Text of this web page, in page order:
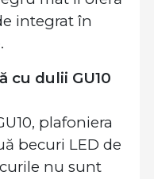
integrat în
cu dulii GU10
plafoniera
becuri LED de
nu sunt